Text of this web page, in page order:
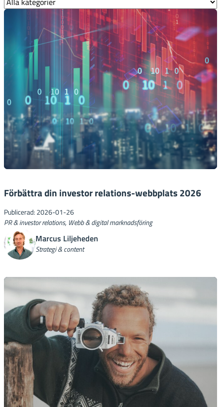
Förbättra din investor relations-webbplats 2026
Publicerad: 2026-01-26
PR & investor relations, Webb & digital marknadsföring
Marcus Liljeheden
Strategi & content